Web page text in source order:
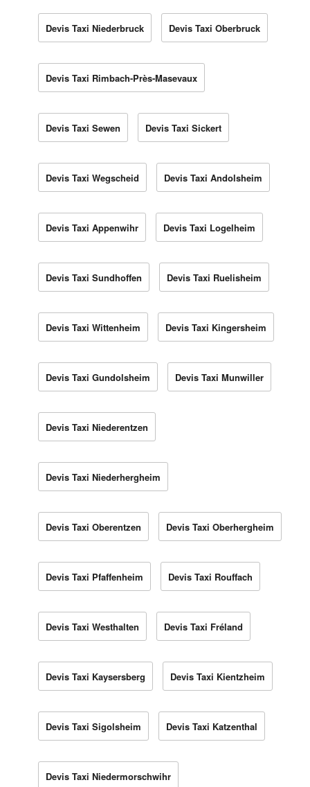
Devis Taxi Niederbruck Devis Taxi Oberbruck
Devis Taxi Rimbach-Près-Masevaux
Devis Taxi Sewen Devis Taxi Sickert
Devis Taxi Wegscheid Devis Taxi Andolsheim
Devis Taxi Appenwihr Devis Taxi Logelheim
Devis Taxi Sundhoffen Devis Taxi Ruelisheim
Devis Taxi Wittenheim Devis Taxi Kingersheim
Devis Taxi Gundolsheim Devis Taxi Munwiller
Devis Taxi Niederentzen
Devis Taxi Niederhergheim
Devis Taxi Oberentzen Devis Taxi Oberhergheim
Devis Taxi Pfaffenheim Devis Taxi Rouffach
Devis Taxi Westhalten Devis Taxi Fréland
Devis Taxi Kaysersberg Devis Taxi Kientzheim
Devis Taxi Sigolsheim Devis Taxi Katzenthal
Devis Taxi Niedermorschwihr